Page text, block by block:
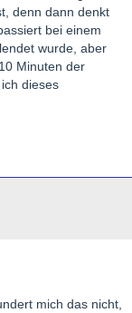
denn dann denkt
bei einem
wurde, aber
Minuten der
dieses
mich das nicht,